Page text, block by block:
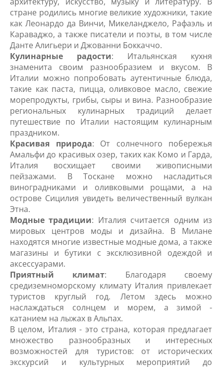
стране родились многие великие художники, такие
как Леонардо да Винчи, Микеланджело, Рафаэль и
Караваджо, а также писатели и поэты, в том числе
Данте Алигьери и Джованни Боккаччо.
Кулинарные радости: Итальянская кухня
знаменита своим разнообразием и вкусом. В
Италии можно попробовать аутентичные блюда,
такие как паста, пицца, оливковое масло, свежие
морепродукты, грибы, сыры и вина. Разнообразие
региональных кулинарных традиций делает
путешествие по Италии настоящим кулинарным
праздником.
Красивая природа: От солнечного побережья
Амальфи до красивых озер, таких как Комо и Гарда,
Италия восхищает своими живописными
пейзажами. В Тоскане можно насладиться
виноградниками и оливковыми рощами, а на
острове Сицилия увидеть величественный вулкан
Этна.
Модные традиции: Италия считается одним из
мировых центров моды и дизайна. В Милане
находятся многие известные модные дома, а также
магазины и бутики с эксклюзивной одеждой и
аксессуарами.
Приятный климат: Благодаря своему
средиземноморскому климату Италия привлекает
туристов круглый год. Летом здесь можно
наслаждаться солнцем и морем, а зимой -
катанием на лыжах в Альпах.
В целом, Италия - это страна, которая предлагает
множество разнообразных и интересных
возможностей для туристов: от исторических
экскурсий и культурных мероприятий до